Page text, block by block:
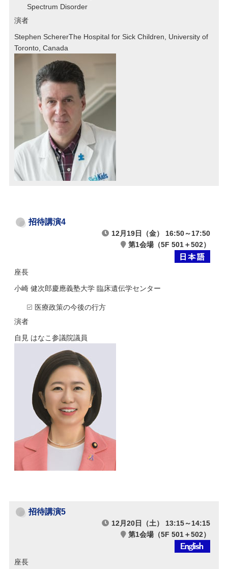
Spectrum Disorder
演者
Stephen SchererThe Hospital for Sick Children, University of
Toronto, Canada
招待講演4
12月19日（金） 16:50～17:50
第1会場（5F 501＋502）
座長
小崎 健次郎慶應義塾大学 臨床遺伝学センター
医療政策の今後の行方
演者
自見 はなこ 参議院議員
招待講演5
12月20日（土） 13:15～14:15
第1会場（5F 501＋502）
座長